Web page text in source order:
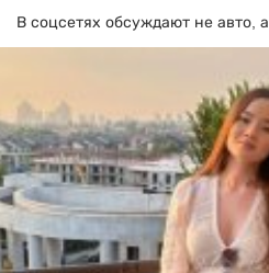
В соцсетях обсуждают не авто,